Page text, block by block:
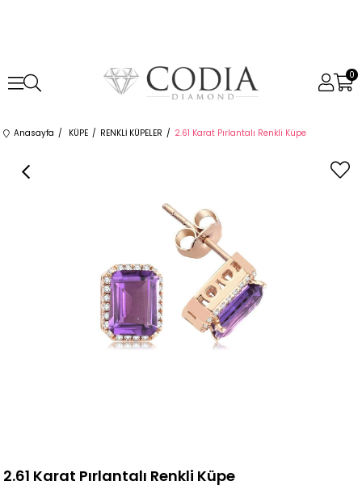
0
Anasayfa KÜPE RENKLİ KÜPELER 2.61 Karat Pırlantalı Renkli Küpe
2.61 Karat Pırlantalı Renkli Küpe